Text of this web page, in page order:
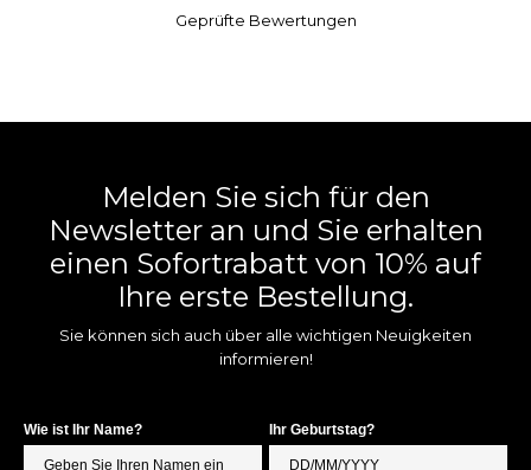
Geprüfte Bewertungen
Melden Sie sich für den
Newsletter an und Sie erhalten
einen Sofortrabatt von 10% auf
Ihre erste Bestellung.
Sie können sich auch über alle wichtigen Neuigkeiten
informieren!
Wie ist Ihr Name? Ihr Geburtstag?